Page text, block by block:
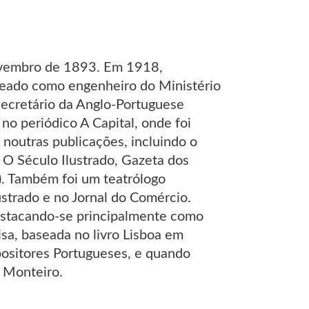
de 1893. Em 1918,
como engenheiro do Ministério
da Anglo-Portuguese
periódico A Capital, onde foi
publicações, incluindo o
Século Ilustrado, Gazeta dos
Também foi um teatrólogo
e no Jornal do Comércio.
se principalmente como
baseada no livro Lisboa em
Portugueses, e quando
Monteiro.